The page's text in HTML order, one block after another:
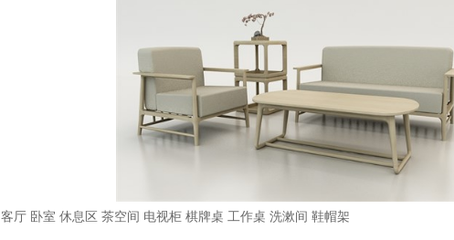
客厅 卧室 休息区 茶空间 电视柜 棋牌桌 工作桌 洗漱间 鞋帽架